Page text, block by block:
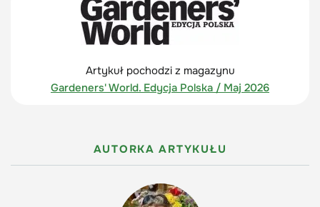
Artykuł pochodzi z magazynu
Gardeners' World. Edycja Polska / Maj 2026
AUTORKA ARTYKUŁU